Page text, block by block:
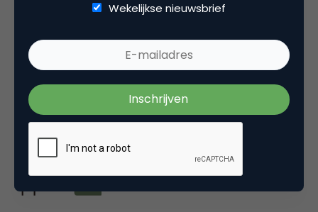
Online casino’s krijgen nieuwe
Wat Gen Z écht denkt over
Wekelijkse nieuwsbrief